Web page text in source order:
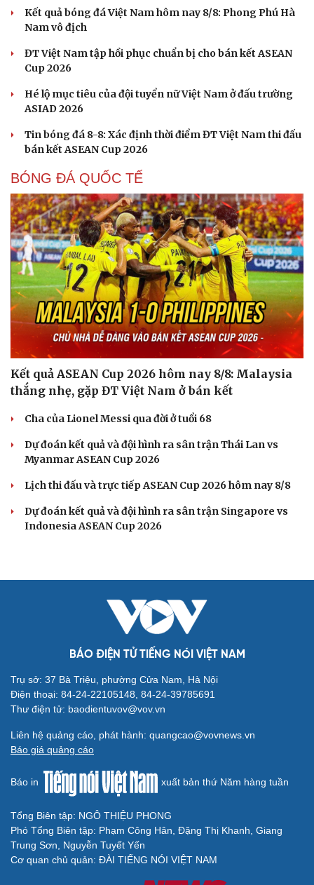
Cải chính
Kết quả bóng đá Việt Nam hôm nay 8/8: Phong Phú Hà
Nam vô địch
ĐT Việt Nam tập hồi phục chuẩn bị cho bán kết ASEAN
Cup 2026
Hé lộ mục tiêu của đội tuyển nữ Việt Nam ở đấu trường
ASIAD 2026
Tin bóng đá 8-8: Xác định thời điểm ĐT Việt Nam thi đấu
bán kết ASEAN Cup 2026
BÓNG ĐÁ QUỐC TẾ
Kết quả ASEAN Cup 2026 hôm nay 8/8: Malaysia
thắng nhẹ, gặp ĐT Việt Nam ở bán kết
Cha của Lionel Messi qua đời ở tuổi 68
Dự đoán kết quả và đội hình ra sân trận Thái Lan vs
Myanmar ASEAN Cup 2026
Lịch thi đấu và trực tiếp ASEAN Cup 2026 hôm nay 8/8
Dự đoán kết quả và đội hình ra sân trận Singapore vs
Indonesia ASEAN Cup 2026
BÁO ĐIỆN TỬ TIẾNG NÓI VIỆT NAM
Trụ sở: 37 Bà Triệu, phường Cửa Nam, Hà Nội
Điện thoại: 84-24-22105148, 84-24-39785691
Thư điện tử: baodientuvov@vov.vn
Liên hệ quảng cáo, phát hành: quangcao@vovnews.vn
Báo giá quảng cáo
Báo in xuất bản thứ Năm hàng tuần
Tổng Biên tập: NGÔ THIỆU PHONG
Phó Tổng Biên tập: Phạm Công Hân, Đặng Thị Khanh, Giang
Trung Sơn, Nguyễn Tuyết Yến
Cơ quan chủ quản: ĐÀI TIẾNG NÓI VIỆT NAM